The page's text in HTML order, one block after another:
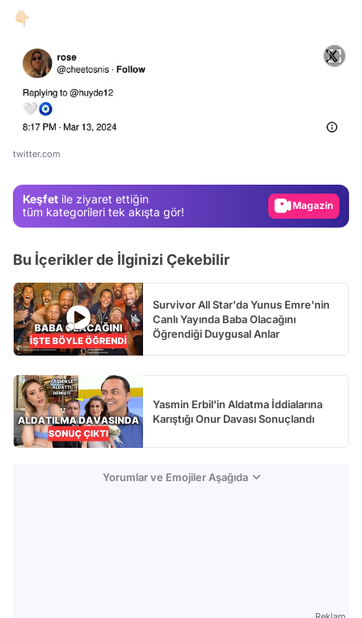
👇🏻
twitter.com
Keşfet ile ziyaret ettiğin
tüm kategorileri tek akışta gör!
Test
Video
Bu İçerikler de İlginizi Çekebilir
Survivor All Star'da Yunus Emre'nin
Canlı Yayında Baba Olacağını
Öğrendiği Duygusal Anlar
Yasmin Erbil'in Aldatma İddialarına
Karıştığı Onur Davası Sonuçlandı
Yorumlar ve Emojiler Aşağıda